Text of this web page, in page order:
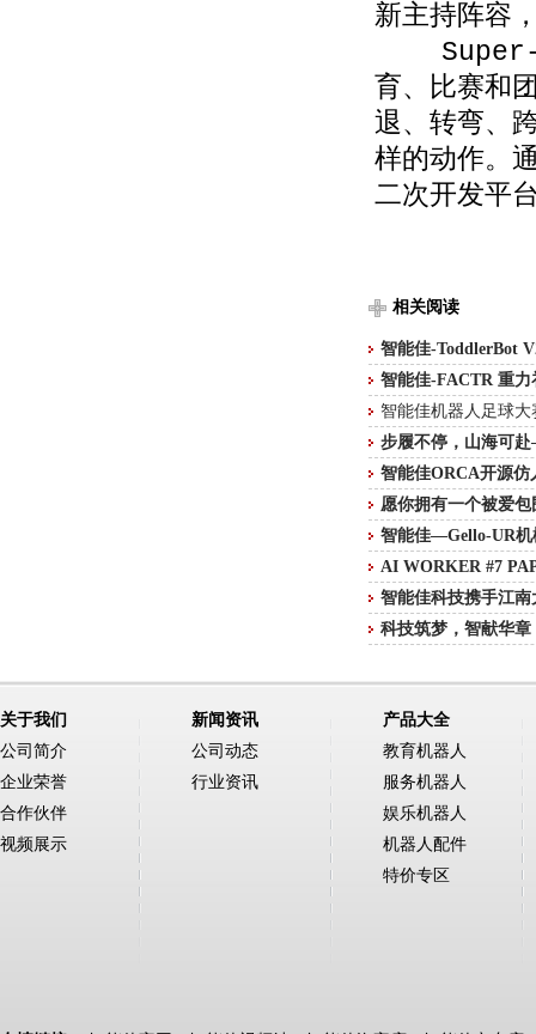
新主持阵容
Super-M
育、比赛和
退、转弯、
样的动作。
二次开发平
相关阅读
智能佳-ToddlerBot
智能佳-FACTR 重
智能佳机器人足球大
步履不停，山海可
智能佳ORCA开源仿
愿你拥有一个被爱
智能佳—Gello-UR
AI WORKER #7
智能佳科技携手江
科技筑梦，智献华
关于我们
公司简介
企业荣誉
合作伙伴
视频展示
新闻资讯
公司动态
行业资讯
产品大全
教育机器人
服务机器人
娱乐机器人
机器人配件
特价专区